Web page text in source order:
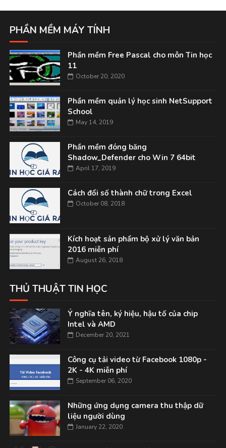
PHẦN MỀM MÁY TÍNH
Phần mềm Free Pascal cho môn Tin học
11
October 20, 2020
Phần mềm quản lý học sinh NetSupport
School
May 14, 2019
Phần mềm đóng băng
Shadow_Defender cho Win 7 64bit
April 17, 2019
Cách đổi số thành chữ trong Excel
October 08, 2018
Kích hoạt sản phẩm bộ xử lý văn bản
2016 miễn phí
August 26, 2018
THỦ THUẬT TIN HỌC
Ý nghĩa tên, ký hiệu, hậu tố của chip
Intel và AMD
December 20, 2021
Công cụ tải video từ Facebook 1080p -
2K - 4K miễn phí
September 06, 2020
Những ứng dụng camera thu thập dữ
liệu người dùng
January 22, 2020